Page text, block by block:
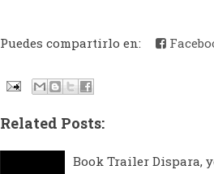
Puedes compartirlo en:
Related Posts:
Book Trailer Dispara,